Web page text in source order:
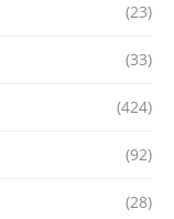
(23)
(33)
(424)
(92)
(28)